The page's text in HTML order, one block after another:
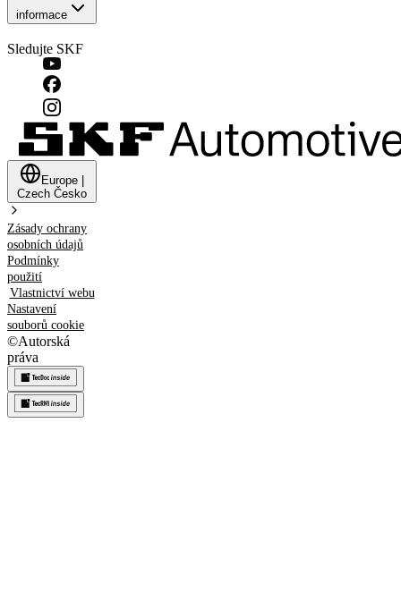
informace
Sledujte SKF
Europe
Czech Česko
Zásady ochrany
osobních údajů
Podmínky
použití
Vlastnictví webu
Nastavení
souborů cookie
©Autorská
práva